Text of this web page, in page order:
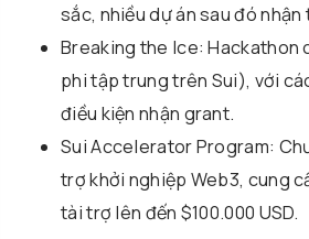
sắc, nhiều dự án sau đó
Breaking the Ice: Hackathon
phi tập trung trên Sui), với
điều kiện nhận grant.
Sui Accelerator Program:
trợ khởi nghiệp Web3, cung
tài trợ lên đến $100.000 USD.